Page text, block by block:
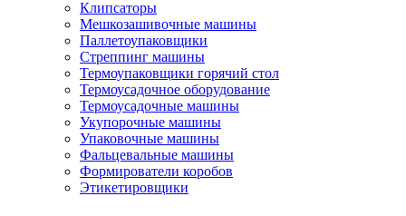
Клипсаторы
Мешкозашивочные машины
Паллетоупаковщики
Стреппинг машины
Термоупаковщики горячий стол
Термоусадочное оборудование
Термоусадочные машины
Укупорочные машины
Упаковочные машины
Фальцевальные машины
Формирователи коробов
Этикетировщики